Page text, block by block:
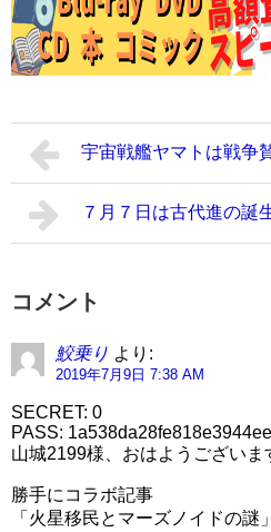
宇宙戦艦ヤマトは戦争
７月７日は古代進の誕
コメント
鮫乗り より:
2019年7月9日 7:38 AM
SECRET: 0
PASS:
山城2199様、おはようございま
勝手にコラボ記事
「火星移民とマーズノイドの謎」